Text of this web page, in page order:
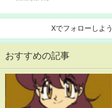
Xでフォローしよう
おすすめの記事